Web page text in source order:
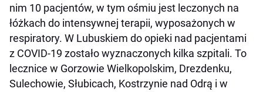
nim 10 pacjentów, w tym ośmiu jest leczonych na
łóżkach do intensywnej terapii, wyposażonych w
respiratory. W Lubuskiem do opieki nad pacjentami
z COVID-19 zostało wyznaczonych kilka szpitali. To
lecznice w Gorzowie Wielkopolskim, Drezdenku,
Sulechowie, Słubicach, Kostrzynie nad Odrą i w